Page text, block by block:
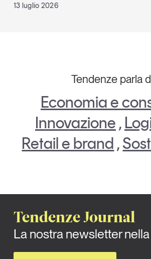
13 luglio 2026
Tendenze parla
Economia e
Innovazione ,
Retail e brand ,
Tendenze Journal
La nostra newsletter